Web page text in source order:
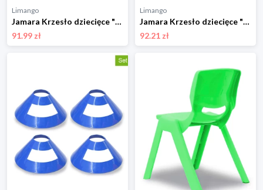
Limango
Jamara Krzesło dziecięce "Smiley" w kolorze żółtym - 3+ rozmiar: onesize
91.99 zł
Limango
Jamara Krzesło dziecięce "Smiley" w kolorze błękitnym - 3+ rozmiar: onesize
92.21 zł